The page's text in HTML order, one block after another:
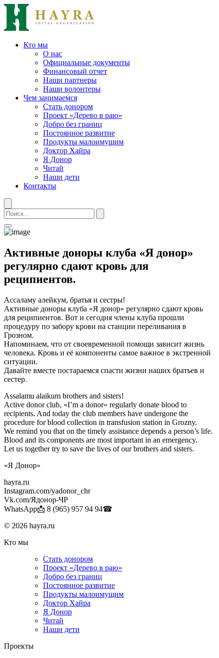
Кто мы
О нас
Официальные документы
Финансовый отчет
Наши партнеры
Наши волонтеры
Чем занимаемся
Стать донором
Проект «Дерево в раю»
Добро без границ
Постоянное развитие
Продукты малоимущим
Доктор Хайра
Я Донор
Читай
Наши дети
Контакты
Активные доноры клуба «Я донор»
регулярно сдают кровь для
реципиентов.
Ассаламу алейкум, братья и сестры!
Активные доноры клуба «Я донор» регулярно сдают кровь
для реципиентов. Вот и сегодня члены клуба прошли
процедуру по забору крови на станции переливания в
Грозном.
Напоминаем, что от своевременной помощи зависит жизнь
человека. Кровь и её компоненты самое важное в экстренной
ситуации.
Давайте вместе постараемся спасти жизни наших братьев и
сестер.
Assalamu alaikum brothers and sisters!
Active donor club, «I’m a donor» regularly donate blood to
recipients. And today the club members have undergone the
procedure for blood collection in transfusion station in Grozny.
We remind you that on the timely assistance depends a person’s life.
Blood and its components are most important in an emergency.
Let us together try to save the lives of our brothers and sisters.
«Я Донор»
hayra.ru
Instagram.com/yadonor_chr
Vk.com/Ядонор-ЧР
WhatsApp📩 8 (965) 957 94 94☎
© 2026 hayra.ru
Кто мы
Стать донором
Проект «Дерево в раю»
Добро без границ
Постоянное развитие
Продукты малоимущим
Доктор Хайра
Я Донор
Читай
Наши дети
Проекты